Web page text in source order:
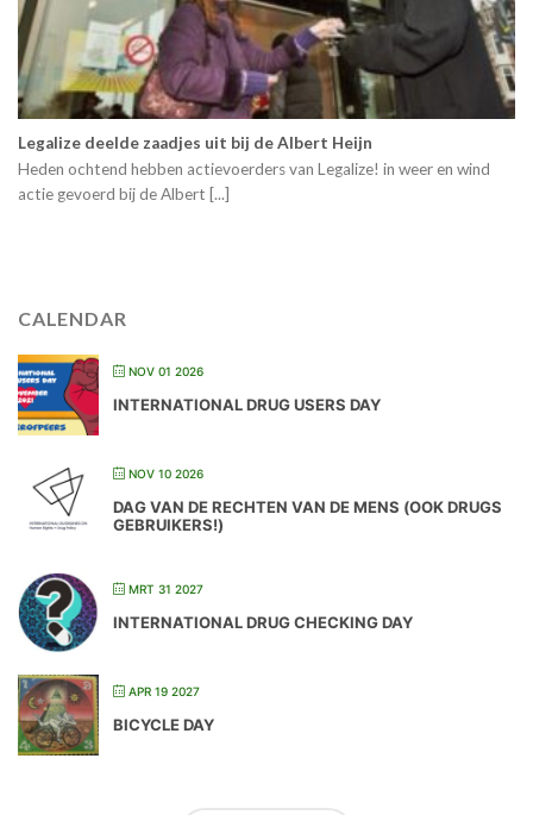
Legalize deelde zaadjes uit bij de Albert Heijn
Heden ochtend hebben actievoerders van Legalize! in weer en wind
actie gevoerd bij de Albert [...]
CALENDAR
NOV 01 2026
INTERNATIONAL DRUG USERS DAY
NOV 10 2026
DAG VAN DE RECHTEN VAN DE MENS (OOK DRUGS
GEBRUIKERS!)
MRT 31 2027
INTERNATIONAL DRUG CHECKING DAY
APR 19 2027
BICYCLE DAY